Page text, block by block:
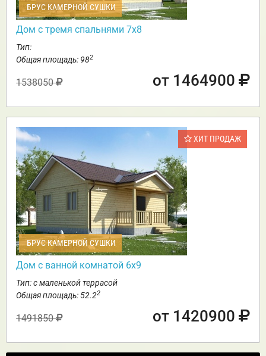
БРУС КАМЕРНОЙ СУШКИ
Дом с тремя спальнями 7х8
Тип:
Общая площадь: 982
1538050 от 1464900
ХИТ ПРОДАЖ
БРУС КАМЕРНОЙ СУШКИ
Дом с ванной комнатой 6х9
Тип: с маленькой террасой
Общая площадь: 52.22
1491850 от 1420900